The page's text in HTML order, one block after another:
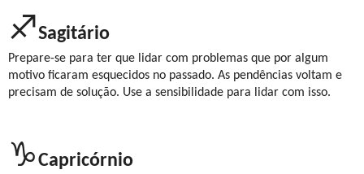
♐Sagitário
Prepare-se para ter que lidar com problemas que por algum
motivo ficaram esquecidos no passado. As pendências voltam e
precisam de solução. Use a sensibilidade para lidar com isso.
♑Capricórnio